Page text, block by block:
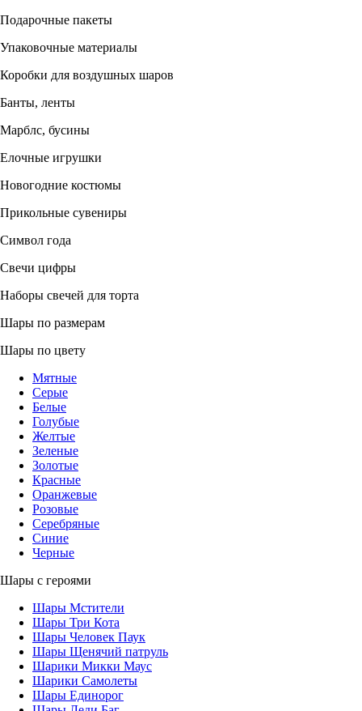
Подарочные пакеты
Упаковочные материалы
Коробки для воздушных шаров
Банты, ленты
Марблс, бусины
Елочные игрушки
Новогодние костюмы
Прикольные сувениры
Символ года
Свечи цифры
Наборы свечей для торта
Шары по размерам
Шары по цвету
Мятные
Серые
Белые
Голубые
Желтые
Зеленые
Золотые
Красные
Оранжевые
Розовые
Серебряные
Синие
Черные
Шары с героями
Шары Мстители
Шары Три Кота
Шары Человек Паук
Шары Щенячий патруль
Шарики Микки Маус
Шарики Самолеты
Шары Единорог